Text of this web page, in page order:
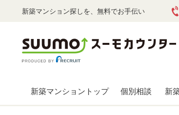
新築マンション探しを、無料でお手伝い
新築マンショントップ 個別相談 新